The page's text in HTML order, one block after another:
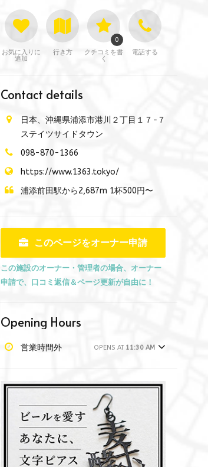
お気に入りに
追加
行き方
クチコミを書
く
0
電話する
Contact details
日本、沖縄県浦添市港川２丁目１７−７
ステイツサイドタウン
098-870-1366
https://www.1363.tokyo/
浦添前田駅から2,687m 1杯500円〜
このページをオーナー申請
この施設のオーナー・管理者の場合、オーナー
申請で、口コミ返信＆ページ更新が自由に！
Opening Hours
営業時間外 OPENS AT 11:30 AM